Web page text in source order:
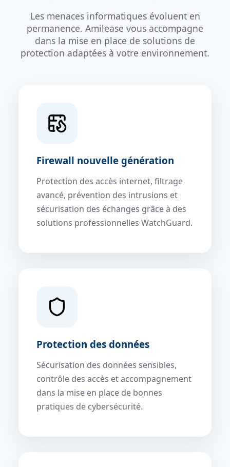
Les menaces informatiques évoluent en
permanence. Amilease vous accompagne
dans la mise en place de solutions de
protection adaptées à votre environnement.
Firewall nouvelle génération
Protection des accès internet, filtrage
avancé, prévention des intrusions et
sécurisation des échanges grâce à des
solutions professionnelles WatchGuard.
Protection des données
Sécurisation des données sensibles,
contrôle des accès et accompagnement
dans la mise en place de bonnes
pratiques de cybersécurité.